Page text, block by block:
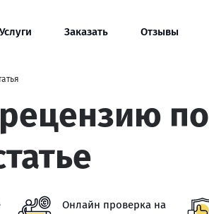
Услуги Заказать Отзывы
по
Онлайн проверка на